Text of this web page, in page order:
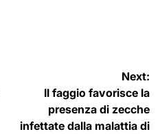
Next:
Il faggio favorisce la
presenza di zecche
infettate dalla malattia di